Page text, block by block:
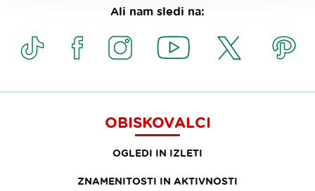
Ali nam sledi na:
OBISKOVALCI
OGLEDI IN IZLETI
ZNAMENITOSTI IN AKTIVNOSTI